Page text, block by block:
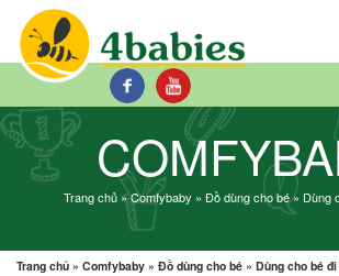
Trang chủ»Comfybaby » Đồ dùng cho bé» Dùng
Trang chủ » Comfybaby » Đồ dùng cho bé » Dùng cho bé